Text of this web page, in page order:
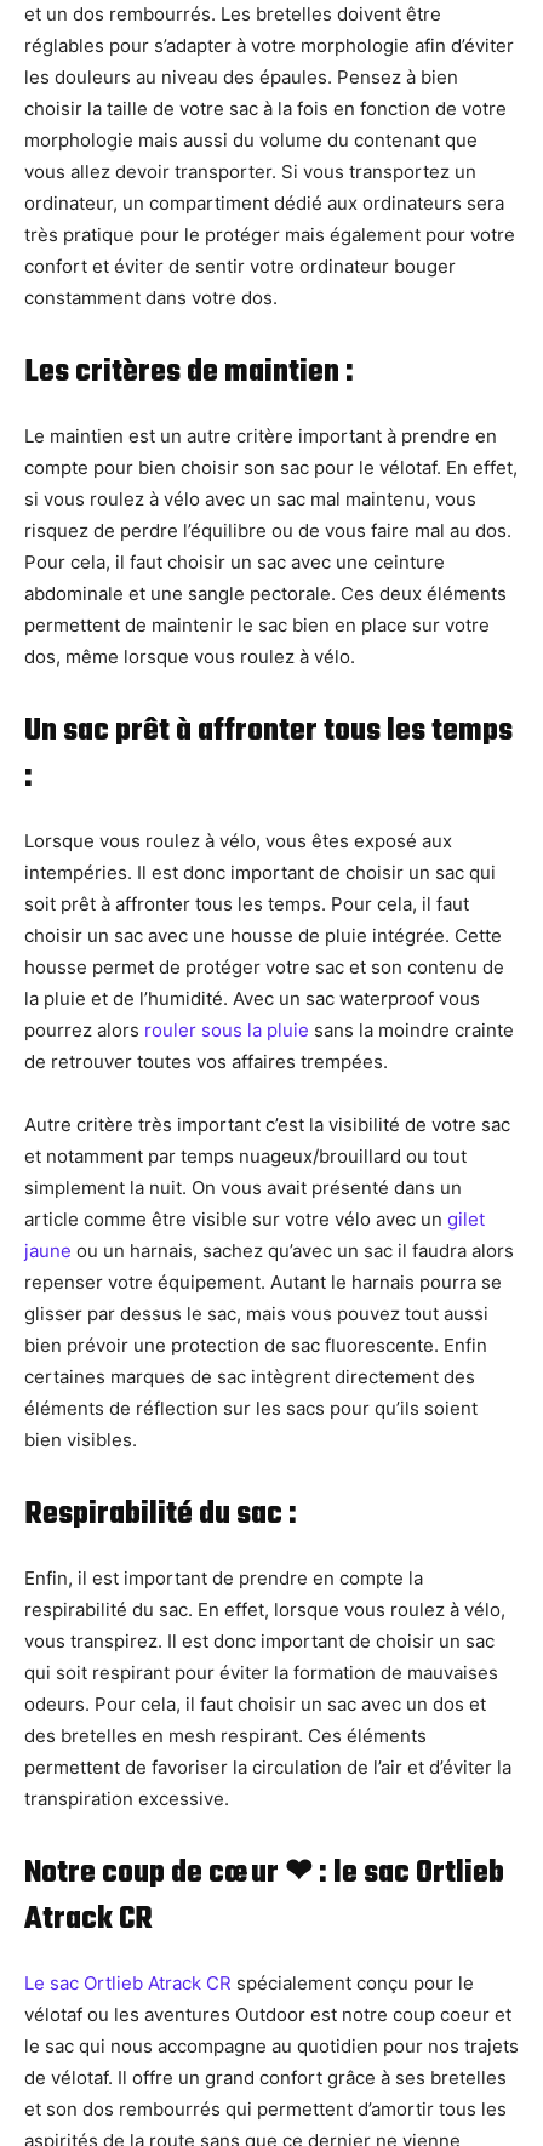
et un dos rembourrés. Les bretelles doivent être
réglables pour s’adapter à votre morphologie afin d’éviter
les douleurs au niveau des épaules. Pensez à bien
choisir la taille de votre sac à la fois en fonction de votre
morphologie mais aussi du volume du contenant que
vous allez devoir transporter. Si vous transportez un
ordinateur, un compartiment dédié aux ordinateurs sera
très pratique pour le protéger mais également pour votre
confort et éviter de sentir votre ordinateur bouger
constamment dans votre dos.
Les critères de maintien :
Le maintien est un autre critère important à prendre en
compte pour bien choisir son sac pour le vélotaf. En effet,
si vous roulez à vélo avec un sac mal maintenu, vous
risquez de perdre l’équilibre ou de vous faire mal au dos.
Pour cela, il faut choisir un sac avec une ceinture
abdominale et une sangle pectorale. Ces deux éléments
permettent de maintenir le sac bien en place sur votre
dos, même lorsque vous roulez à vélo.
Un sac prêt à affronter tous les temps
:
Lorsque vous roulez à vélo, vous êtes exposé aux
intempéries. Il est donc important de choisir un sac qui
soit prêt à affronter tous les temps. Pour cela, il faut
choisir un sac avec une housse de pluie intégrée. Cette
housse permet de protéger votre sac et son contenu de
la pluie et de l’humidité. Avec un sac waterproof vous
pourrez alors rouler sous la pluie sans la moindre crainte
de retrouver toutes vos affaires trempées.
Autre critère très important c’est la visibilité de votre sac
et notamment par temps nuageux/brouillard ou tout
simplement la nuit. On vous avait présenté dans un
article comme être visible sur votre vélo avec un gilet
jaune ou un harnais, sachez qu’avec un sac il faudra alors
repenser votre équipement. Autant le harnais pourra se
glisser par dessus le sac, mais vous pouvez tout aussi
bien prévoir une protection de sac fluorescente. Enfin
certaines marques de sac intègrent directement des
éléments de réflection sur les sacs pour qu’ils soient
bien visibles.
Respirabilité du sac :
Enfin, il est important de prendre en compte la
respirabilité du sac. En effet, lorsque vous roulez à vélo,
vous transpirez. Il est donc important de choisir un sac
qui soit respirant pour éviter la formation de mauvaises
odeurs. Pour cela, il faut choisir un sac avec un dos et
des bretelles en mesh respirant. Ces éléments
permettent de favoriser la circulation de l’air et d’éviter la
transpiration excessive.
Notre coup de cœur ❤ : le sac Ortlieb
Atrack CR
Le sac Ortlieb Atrack CR spécialement conçu pour le
vélotaf ou les aventures Outdoor est notre coup coeur et
le sac qui nous accompagne au quotidien pour nos trajets
de vélotaf. Il offre un grand confort grâce à ses bretelles
et son dos rembourrés qui permettent d’amortir tous les
aspirités de la route sans que ce dernier ne vienne